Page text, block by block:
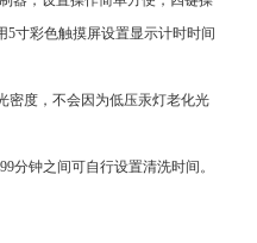
寸彩色触摸屏设置显示计时时间
密度，不会因为低压汞灯老化光
分钟之间可自行设置清洗时间。